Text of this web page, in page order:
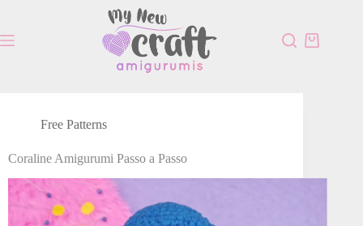
Free Patterns
Coraline Amigurumi Passo a Passo